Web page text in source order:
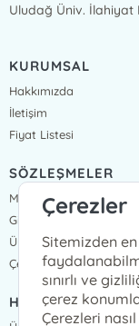
Uludağ Üniv. İlahiyat
KURUMSAL
Hakkımızda
İletişim
Fiyat Listesi
SÖZLEŞMELER
Mesafeli Satış
Gizlilik Sözleşmesi
Üyelik Sözleşmesi
Çerez Politikası
HIZLI ERİŞİM
Çerezler
Sitemizden
sınırlı ve
çerez
Çerezleri nasıl